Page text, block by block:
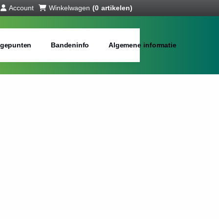
Account Winkelwagen (0 artikelen)
Bandeninfo Algemene informatie